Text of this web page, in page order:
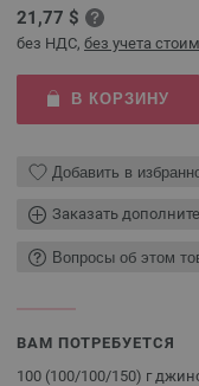
21,77 $
без НДС, без учета
В КОРЗИНУ
Добавить в
Заказать
Вопросы об этом
ВАМ ПОТРЕБУЕТСЯ
100 (100/100/150) г